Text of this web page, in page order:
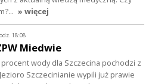
» więcej
18:08
Miedwie
procent wody dla Szczecina pochodzi z
Szczecinianie wypili już prawie